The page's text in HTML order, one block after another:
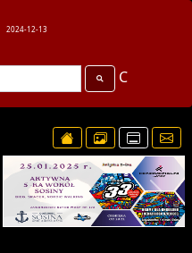
2024-12-13
C